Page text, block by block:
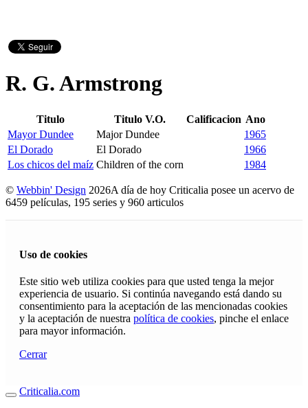
R. G. Armstrong
Titulo Titulo V.O. Calificacion Ano
Mayor Dundee
Major Dundee
1965
El Dorado
El Dorado
1966
Los chicos del maíz Children of the corn 1984
© Webbin' Design 2026A día de hoy Criticalia posee un acervo de
6459 películas, 195 series y 960 articulos
Uso de cookies
Este sitio web utiliza cookies para que usted tenga la mejor
experiencia de usuario. Si continúa navegando está dando su
consentimiento para la aceptación de las mencionadas cookies
y la aceptación de nuestra política de cookies, pinche el enlace
para mayor información.
Cerrar
Criticalia.com